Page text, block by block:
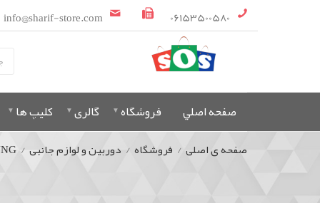
06153500580
info@sharif-store.com
صفحه اصلي فروشگاه گالری کلیپ ها
صفحه ی اصلی / فروشگاه / دوربین و لوازم جانبی /